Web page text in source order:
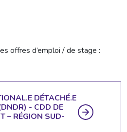
offres d’emploi / de stage :
DÉTACHÉ.E
- CDD DE
– RÉGION SUD-